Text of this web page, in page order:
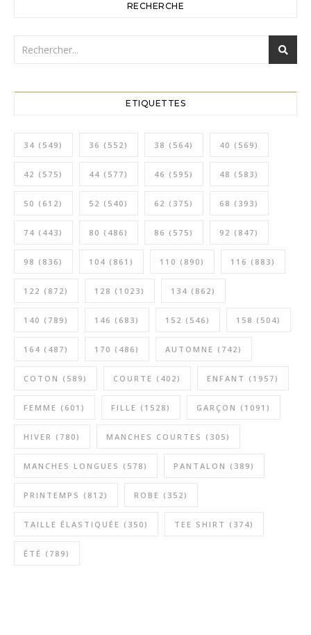
RECHERCHE
ETIQUETTES
34 (549) 36 (552) 38 (564) 40 (569)
42 (575) 44 (577) 46 (595) 48 (583)
50 (612) 52 (540) 62 (375) 68 (393)
74 (443) 80 (486) 86 (575) 92 (847)
98 (836) 104 (861) 110 (890) 116 (883)
122 (872) 128 (1023) 134 (862)
140 (789) 146 (683) 152 (546) 158 (504)
164 (487) 170 (486) AUTOMNE (742)
COTON (589) COURTE (402) ENFANT (1957)
FEMME (601) FILLE (1528) GARÇON (1091)
HIVER (780) MANCHES COURTES (305)
MANCHES LONGUES (578) PANTALON (389)
PRINTEMPS (812) ROBE (352)
TAILLE ÉLASTIQUÉE (350) TEE SHIRT (374)
ÉTÉ (789)